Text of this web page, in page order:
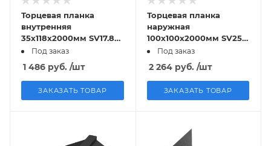
Торцевая планка
внутренняя
35х118х2000мм SV17.8
Rooftop БАРХАТ (Matt)
RAL7024 PE 0,5мм
Zn180
Под заказ
1 486 руб. /шт
ЗАКАЗАТЬ ТОВАР
Торцевая планка
наружная
100х100х2000мм SV25
Rooftop БАРХАТ (Matt)
RAL7024 PE 0,5мм
Zn180
Под заказ
2 264руб. /шт
ЗАКАЗАТЬ ТОВАР